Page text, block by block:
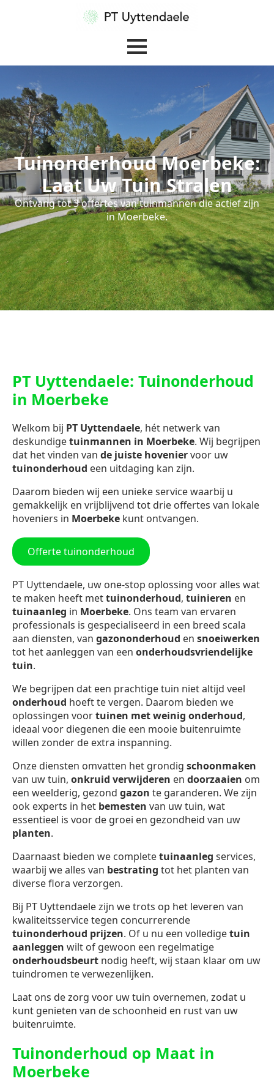
Tuinonderhoud Moerbeke:
Laat Uw Tuin Stralen
Ontvang tot 3 offertes van tuinmannen die actief zijn
in Moerbeke.
PT Uyttendaele: Tuinonderhoud
in Moerbeke
Welkom bij PT Uyttendaele, hét netwerk van
deskundigetuinmannen in Moerbeke. Wij begrijpen
dat het vinden van de juiste hoveniervoor uw
tuinonderhoud een uitdaging kan zijn.
Daarom bieden wij een unieke service waarbij u
gemakkelijk en vrijblijvend tot drie offertes van lokale
hoveniers in Moerbeke kunt ontvangen.
Offerte tuinonderhoud
PT Uyttendaele, uw one-stop oplossing voor alles wat
te maken heeft mettuinonderhoud, tuinieren en
tuinaanleg in Moerbeke. Ons team van ervaren
professionals is gespecialiseerd in een breed scala
aan diensten, van gazononderhoud en snoeiwerken
tot het aanleggen van een onderhoudsvriendelijke
tuin.
We begrijpen dat een prachtige tuin niet altijd veel
onderhoud hoeft te vergen. Daarom bieden we
oplossingen voortuinen met weinig onderhoud,
ideaal voor diegenen die een mooie buitenruimte
willen zonder de extra inspanning.
Onze diensten omvatten het grondig schoonmaken
van uw tuin, onkruid verwijderen en doorzaaien om
een weelderig, gezond gazon te garanderen. We zijn
ook experts in het bemesten van uw tuin, wat
essentieel is voor de groei en gezondheid van uw
planten.
Daarnaast bieden we completetuinaanleg services,
waarbij we alles van bestrating tot het planten van
diverse flora verzorgen.
Bij PT Uyttendaele zijn we trots op het leveren van
kwaliteitsservice tegen concurrerende
tuinonderhoud prijzen. Of u nu een volledigetuin
aanleggen wilt of gewoon een regelmatige
onderhoudsbeurt nodig heeft, wij staan klaar om uw
tuindromen te verwezenlijken.
Laat ons de zorg voor uw tuin overnemen, zodat u
kunt genieten van de schoonheid en rust van uw
buitenruimte.
Tuinonderhoud op Maat in
Moerbeke